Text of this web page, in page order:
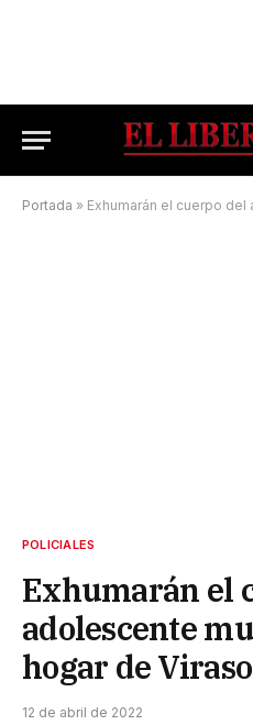
Portada » Exhumarán el cuerpo del
POLICIALES
Exhumarán el
adolescente
hogar de
12 de abril de 2022